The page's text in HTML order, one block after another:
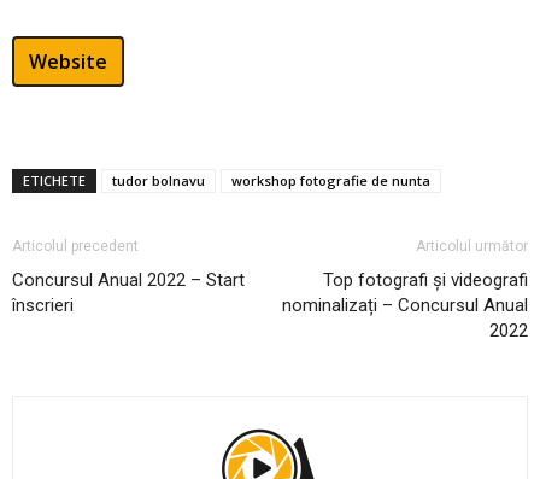
Website
ETICHETE tudor bolnavu workshop fotografie de nunta
Articolul precedent
Concursul Anual 2022 – Start
înscrieri
Articolul următor
Top fotografi și videografi
nominalizați – Concursul Anual
2022